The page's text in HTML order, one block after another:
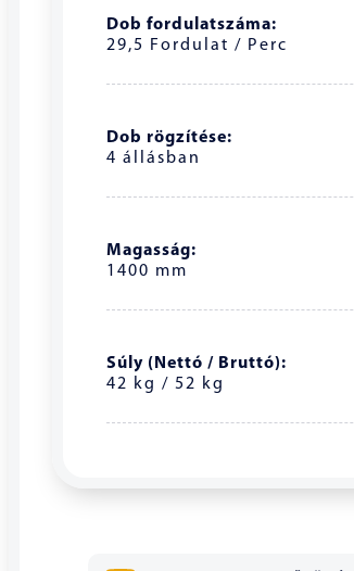
Dob fordulatszáma:
29,5 Fordulat / Perc
Dob rögzítése:
4 állásban
Magasság:
1400 mm
Súly (Nettó / Bruttó):
42 kg / 52 kg